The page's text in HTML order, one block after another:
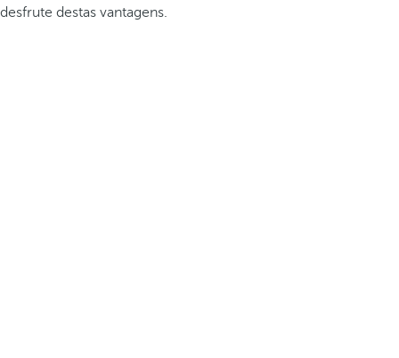
desfrute destas vantagens.